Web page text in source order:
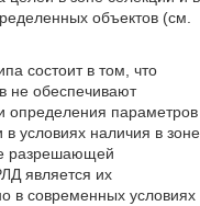
объектов (см.
состоит в том, что
не обеспечивают
определения параметров
условиях наличия в зоне
разрешающей
является их
в современных условиях